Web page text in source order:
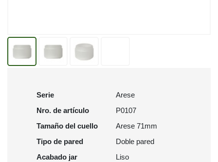
Serie
Arese
Nro. de artículo
P0107
Tamaño del cuello
Arese 71mm
Tipo de pared
Doble pared
Acabado jar
Liso